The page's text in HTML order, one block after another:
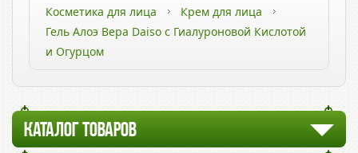
Косметика для лица
Крем для лица
Гель Алоэ Вера Daiso с Гиалуроновой Кислотой
и Огурцом
КАТАЛОГ ТОВАРОВ